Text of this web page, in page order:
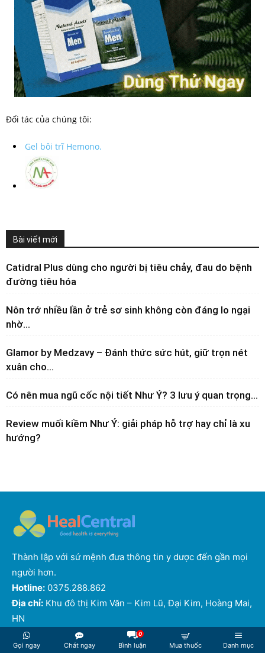
Đối tác của chúng tôi:
Gel bôi trĩ Hemono.
Bài viết mới
Catidral Plus dùng cho người bị tiêu chảy, đau do bệnh
đường tiêu hóa
Nôn trớ nhiều lần ở trẻ sơ sinh không còn đáng lo ngại
nhờ...
Glamor by Medzavy – Đánh thức sức hút, giữ trọn nét
xuân cho...
Có nên mua ngũ cốc nội tiết Như Ý? 3 lưu ý quan trọng...
Review muối kiềm Như Ý: giải pháp hỗ trợ hay chỉ là xu
hướng?
Thành lập với sứ mệnh đưa thông tin y dược đến gần mọi
người hơn.
Hotline: 0375.288.862
Địa chỉ: Khu đô thị Kim Văn – Kim Lũ, Đại Kim, Hoàng Mai,
HN
Đăng ký nhận tin
Gọi ngay Chát ngay
0
Bình luận Mua thuốc Danh mục